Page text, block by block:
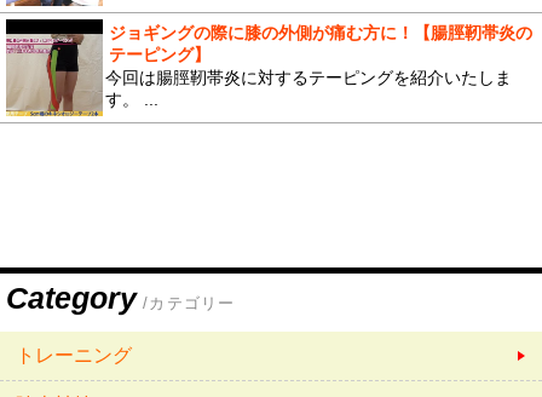
ジョギングの際に膝の外側が痛む方に！【腸脛靭帯炎の
テーピング】
今回は腸脛靭帯炎に対するテーピングを紹介いたしま
す。 ...
Category /カテゴリー
トレーニング